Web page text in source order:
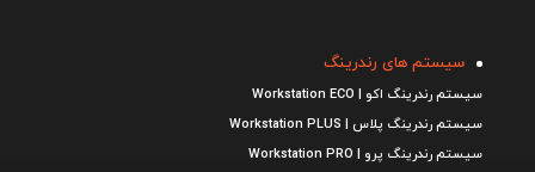
سیستم های رندرینگ
سیستم رندرینگ اکو | Workstation ECO
سیستم رندرینگ پلاس | Workstation PLUS
سیستم رندرینگ پرو | Workstation PRO